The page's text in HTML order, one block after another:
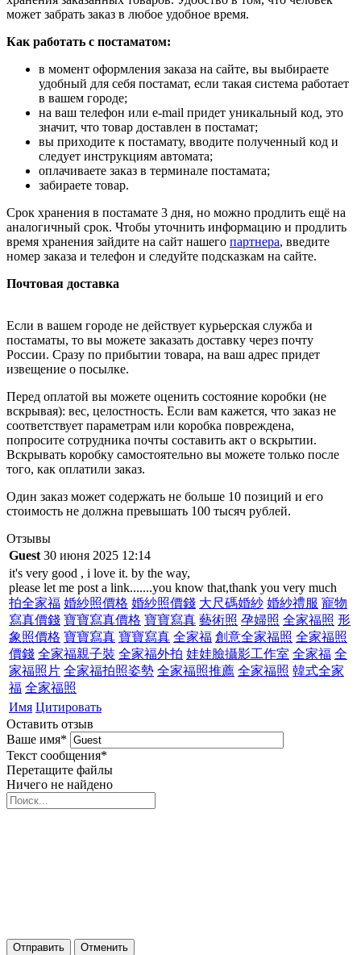
может забрать заказ в любое удобное время.
Как работать с постаматом:
в момент оформления заказа на сайте, вы выбираете
удобный для себя постамат, если такая система работает
в вашем городе;
на ваш телефон или e-mail придет уникальный код, это
значит, что товар доставлен в постамат;
вы приходите к постамату, вводите полученный код и
следует инструкциям автомата;
оплачиваете заказ в терминале постамата;
забираете товар.
Срок хранения в постамате 3 дня, но можно продлить ещё на
аналогичный срок. Чтобы уточнить информацию и продлить
время хранения зайдите на сайт нашего партнера, введите
номер заказа и телефон и следуйте подсказкам на сайте.
Почтовая доставка
Если в вашем городе не действует курьерская служба и
постаматы, то вы можете заказать доставку через почту
России. Сразу по прибытии товара, на ваш адрес придет
извещение о посылке.
Перед оплатой вы можете оценить состояние коробки (не
вскрывая): вес, целостность. Если вам кажется, что заказ не
соответствует параметрам или коробка повреждена,
попросите сотрудника почты составить акт о вскрытии.
Вскрывать коробку самостоятельно вы можете только после
того, как оплатили заказ.
Один заказ может содержать не больше 10 позиций и его
стоимость не должна превышать 100 тысяч рублей.
Отзывы
Guest 30 июня 2025 12:14
it's very good , i love it. by the way,
please let me post a link.......you know that,thank you very much
拍全家福 婚紗照價格 婚紗照價錢 大尺碼婚紗 婚紗禮服 寵物
寫真價錢 寶寶寫真價格 寶寶寫真 藝術照 孕婦照 全家福照 形
象照價格 寶寶寫真 寶寶寫真 全家福 創意全家福照 全家福照
價錢 全家福親子裝 全家福外拍 娃娃臉攝影工作室 全家福 全
家福照片 全家福拍照姿勢 全家福照推薦 全家福照 韓式全家
福 全家福照
Имя Цитировать
Оставить отзыв
Ваше имя*
Текст сообщения*
Перетащите файлы
Ничего не найдено
Отправить Отменить